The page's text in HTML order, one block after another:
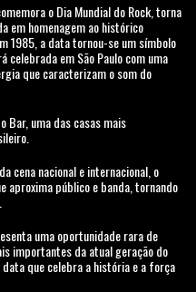
o Dia Mundial do Rock, torna
em homenagem ao histórico
1985, a data tornou-se um símbolo
em São Paulo com uma
que caracterizam o som do
Bar, uma das casas mais
cena nacional e internacional, o
aproxima público e banda, tornando
uma oportunidade rara de
importantes da atual geração do
que celebra a história e a força